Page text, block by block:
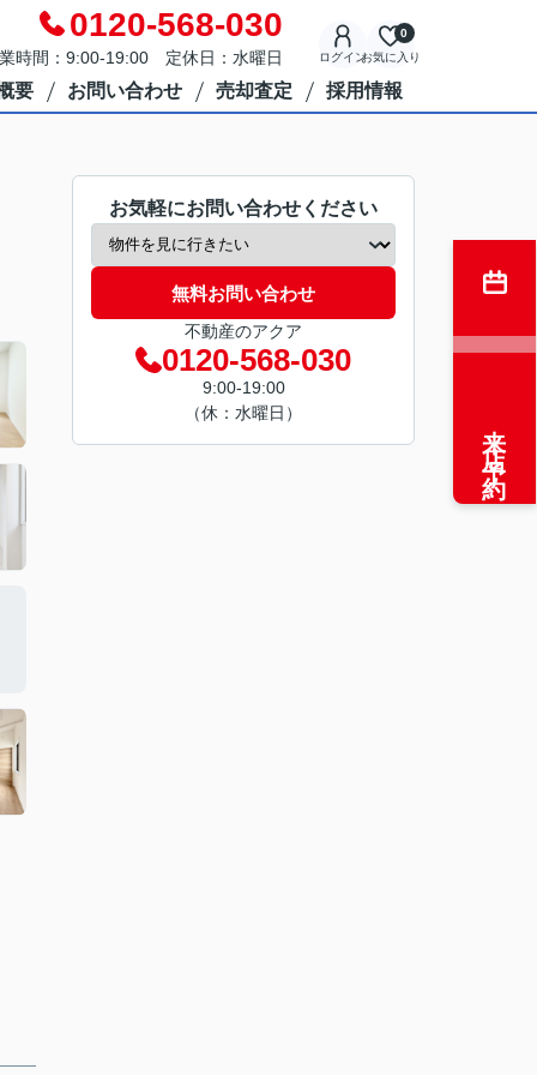
0120-568-030
時間：9:00-19:00 定休日：水曜日 ログインお気に入り
0
要 お問い合わせ 売却査定 採用情報
お気軽にお問い合わせください
無料お問い合わせ
不動産のアクア
0120-568-030
9:00-19:00
（休：水曜日）
来店予約